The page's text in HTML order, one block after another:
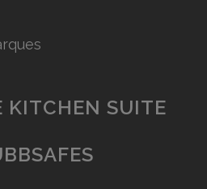
KITCHEN SUITE